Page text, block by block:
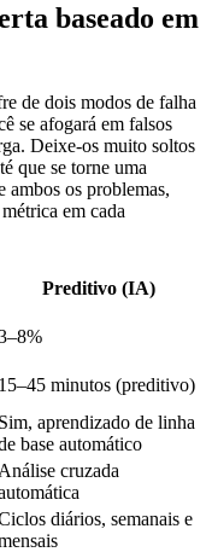
baseado em
de dois modos de falha
se afogará em falsos
Deixe-os muito soltos
que se torne uma
os problemas,
em cada
Preditivo (IA)
15–45 minutos (preditivo)
Sim, aprendizado de linha
base automático
Análise cruzada
diários, semanais e